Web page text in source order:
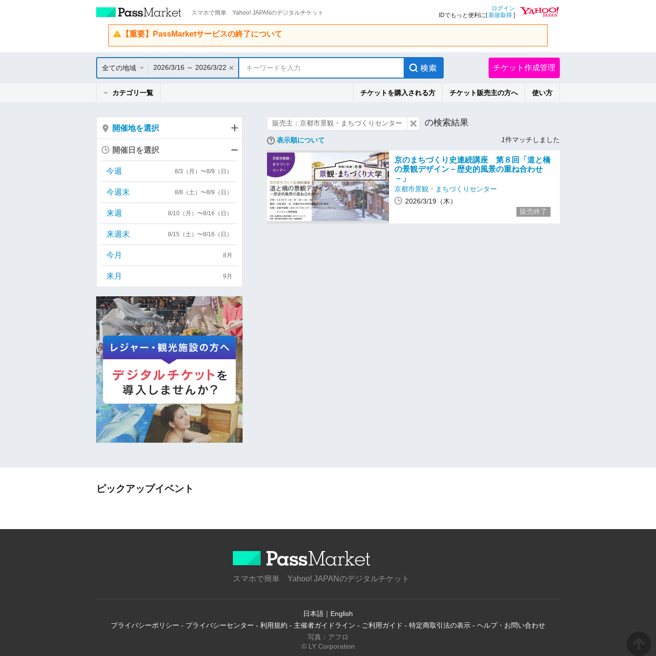
スマホで簡単 Yahoo! JAPANのデジタルチケット
ログイン
IDでもっと便利に[新規取得 ]
【重要】PassMarketサービスの終了について
全ての地域 2026/3/16 ～ 2026/3/22 キーワードを入力 チケット作成管理
カテゴリ一覧 チケットを購入される方 チケット販売主の方へ 使い方
販売主：京都市景観・まちづくりセンター の検索結果
表示順について 1件マッチしました
京のまちづくり史連続講座 第８回「道と橋
の景観デザイン－歴史的風景の重ね合わせ
－」
京都市景観・まちづくりセンター
2026/3/19（木）
販売終了
開催地を選択
開催日を選択
今週 8/3（月）〜8/9（日）
今週末 8/8（土）〜8/9（日）
来週 8/10（月）〜8/16（日）
来週末 8/15（土）〜8/16（日）
今月 8月
来月 9月
ピックアップイベント
スマホで簡単 Yahoo! JAPANのデジタルチケット
日本語 ｜ English
プライバシーポリシー - プライバシーセンター - 利用規約 - 主催者ガイドライン - ご利用ガイド - 特定商取引法の表示 - ヘルプ・お問い合わせ
写真：アフロ
© LY Corporation